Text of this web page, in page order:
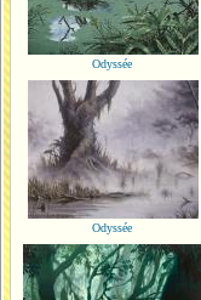
Odyssée
Odyssée